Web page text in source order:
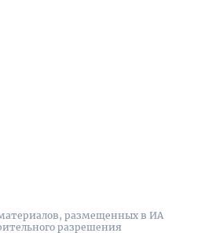
размещенных в ИА
разрешения